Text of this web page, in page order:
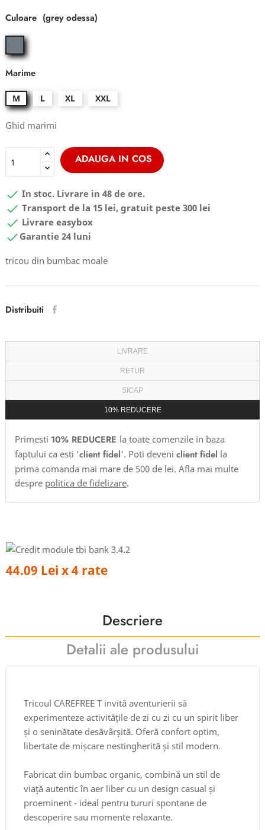
Culoare
grey
odessa
Marime
M L XL XXL
Ghid marimi
ADAUGA IN COS
 In stoc. Livrare in 48 de ore.
 Transport de la 15 lei, gratuit peste 300 lei
 Livrare easybox
 Garantie 24 luni
tricou din bumbac moale
Distribuiti
LIVRARE
RETUR
SICAP
10% REDUCERE
Primesti 10% REDUCERE la toate comenzile in baza
faptului ca esti 'client fidel'. Poti deveni client fidel la
prima comanda mai mare de 500 de lei. Afla mai multe
despre politica de fidelizare.
44.09 Lei x 4 rate
Descriere
Detalii ale produsului
Tricoul CAREFREE T invită aventurierii să
experimenteze activitățile de zi cu zi cu un spirit liber
și o seninătate desăvârșită. Oferă confort optim,
libertate de mișcare nestingherită și stil modern.
Fabricat din bumbac organic, combină un stil de
viață autentic în aer liber cu un design casual și
proeminent - ideal pentru tururi spontane de
descoperire sau momente relaxante.